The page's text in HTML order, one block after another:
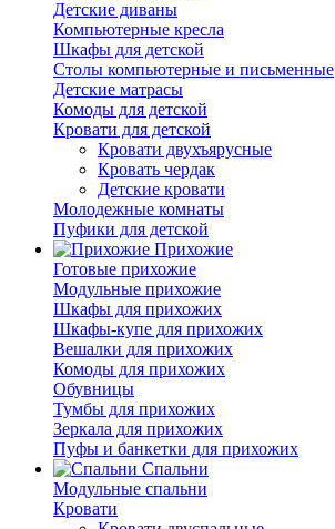
Детские диваны
Компьютерные кресла
Шкафы для детской
Столы компьютерные и письменные
Детские матрасы
Комоды для детской
Кровати для детской
Кровати двухъярусные
Кровать чердак
Детские кровати
Молодежные комнаты
Пуфики для детской
Прихожие
Готовые прихожие
Модульные прихожие
Шкафы для прихожих
Шкафы-купе для прихожих
Вешалки для прихожих
Комоды для прихожих
Обувницы
Тумбы для прихожих
Зеркала для прихожих
Пуфы и банкетки для прихожих
Спальни
Модульные спальни
Кровати